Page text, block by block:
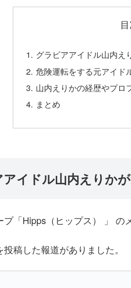
グラビアアイドル山内え
危険運転をする元アイド
山内えりかの経歴やプロ
まとめ
イドル山内えりか
プ「Hipps（ヒップス） 」 の
稿した報道がありました。